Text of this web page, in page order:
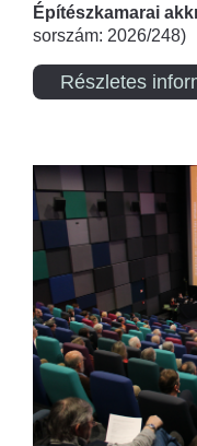
Építészkamarai
sorszám: 2026/248)
Részletes